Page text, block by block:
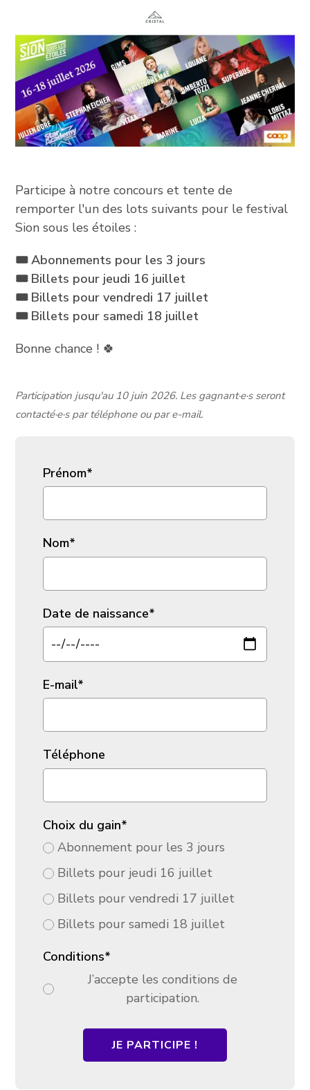
Participe à notre concours et tente de
remporter l'un des lots suivants pour le festival
Sion sous les étoiles :
🎟️ Abonnements pour les 3 jours
🎟️ Billets pour jeudi 16 juillet
🎟️ Billets pour vendredi 17 juillet
🎟️ Billets pour samedi 18 juillet
Bonne chance ! 🍀
Participation jusqu'au 10 juin 2026. Les gagnant·e·s seront
contacté·e·s par téléphone ou par e-mail.
Prénom*
Nom*
Date de naissance*
E-mail*
Téléphone
Choix du gain*
Abonnement pour les 3 jours
Billets pour jeudi 16 juillet
Billets pour vendredi 17 juillet
Billets pour samedi 18 juillet
Conditions*
J’accepte les conditions de
participation.
JE PARTICIPE !